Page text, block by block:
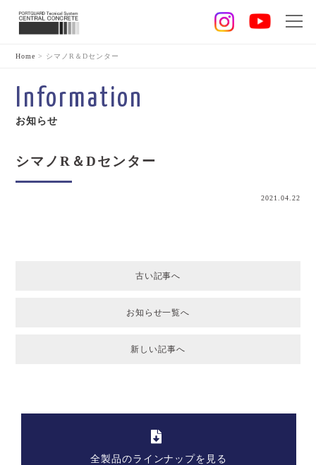
Home > シマノR＆Dセンター
Information
お知らせ
シマノR＆Dセンター
2021.04.22
古い記事へ
お知らせ一覧へ
新しい記事へ
全製品のラインナップを見る